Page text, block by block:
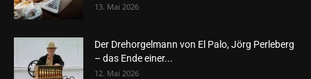
13. Mai 2026
Der Drehorgelmann von El Palo, Jörg Perleberg
– das Ende einer...
12. Mai 2026